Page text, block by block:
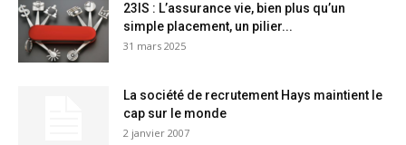
23IS : L’assurance vie, bien plus qu’un
simple placement, un pilier...
31 mars 2025
La société de recrutement Hays maintient le
cap sur le monde
2 janvier 2007